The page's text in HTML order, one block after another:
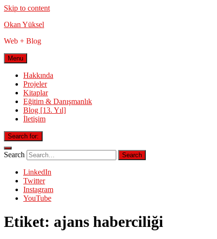
Skip to content
Okan Yüksel
Web + Blog
Menu
Hakkında
Projeler
Kitaplar
Eğitim & Danışmanlık
Blog [13. Yıl]
İletişim
Search for:
Search
LinkedIn
Twitter
Instagram
YouTube
Etiket: ajans haberciliği